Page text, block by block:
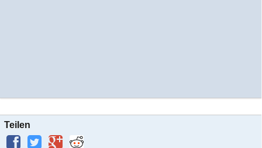
Teilen